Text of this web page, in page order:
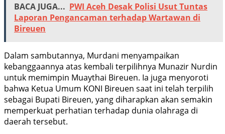
BACA JUGA... PWI Aceh Desak Polisi Usut Tuntas
Laporan Pengancaman terhadap Wartawan di
Bireuen
Dalam sambutannya, Murdani menyampaikan
kebanggaannya atas kembali terpilihnya Munazir Nurdin
untuk memimpin Muaythai Bireuen. Ia juga menyoroti
bahwa Ketua Umum KONI Bireuen saat ini telah terpilih
sebagai Bupati Bireuen, yang diharapkan akan semakin
memperkuat perhatian terhadap dunia olahraga di
daerah tersebut.